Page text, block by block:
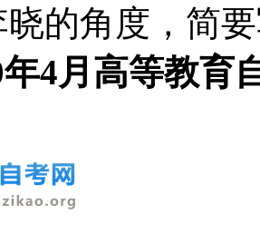
晓的角度，简
4月高等教育